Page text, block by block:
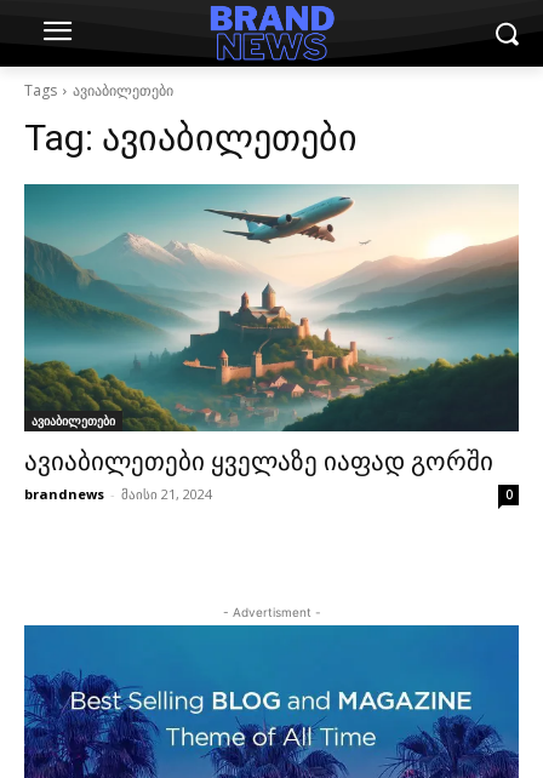
Tags ავიაბილეთები
Tag: ავიაბილეთები
ავიაბილეთები
ავიაბილეთები ყველაზე იაფად გორში
brandnews - მაისი 21, 2024 0
- Advertisment -